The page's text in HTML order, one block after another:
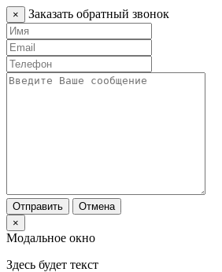
× Заказать обратный звонок
Отправить
Отмена
×
Модальное окно
Здесь будет текст